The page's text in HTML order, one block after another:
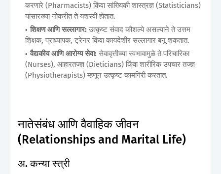
करणारे (Pharmacists) किंवा सांख्यिकी शास्त्रज्ञ (Statisticians)
यांसारख्या नोकरीत ते यशस्वी होतात.
शिक्षण आणि सल्लागार: उत्कृष्ट संवाद कौशल्ये असल्याने ते उत्तम
शिक्षक, प्राध्यापक, ट्रेनर किंवा कायदेशीर सल्लागार बनू शकतात.
वैद्यकीय आणि आरोग्य सेवा: सेवावृत्तीच्या स्वभावामुळे ते परिचारिका
(Nurses), आहारतज्ज्ञ (Dieticians) किंवा शारीरिक उपचार तज्ज्ञ
(Physiotherapists) म्हणून उत्कृष्ट कामगिरी करतात.
नातेसंबंध आणि वैवाहिक जीवन
(Relationships and Marital Life)
अ. कन्या स्त्री